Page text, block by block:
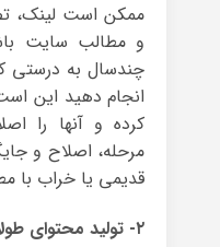
ممکن است لینک،
و مطالب سایت
چندسال به درستی
انجام دهید این
کرده و آنها را
مرحله، اصلاح و
قدیمی یا خراب با
۲- تولید محتوای طولانی